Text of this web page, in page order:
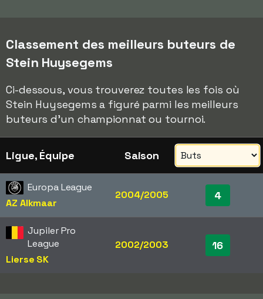
Classement des meilleurs buteurs de
Stein Huysegems
Ci-dessous, vous trouverez toutes les fois où
Stein Huysegems a figuré parmi les meilleurs
buteurs d'un championnat ou tournoi.
Ligue, Équipe Saison
Europa League
AZ Alkmaar
2004/2005 4
Jupiler Pro
League
Lierse SK
2002/2003 16